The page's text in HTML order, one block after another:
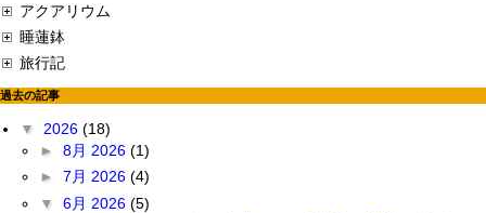
アクアリウム
睡蓮鉢
旅行記
過去の記事
▼ 2026 (18)
► 8月 2026 (1)
► 7月 2026 (4)
▼ 6月 2026 (5)